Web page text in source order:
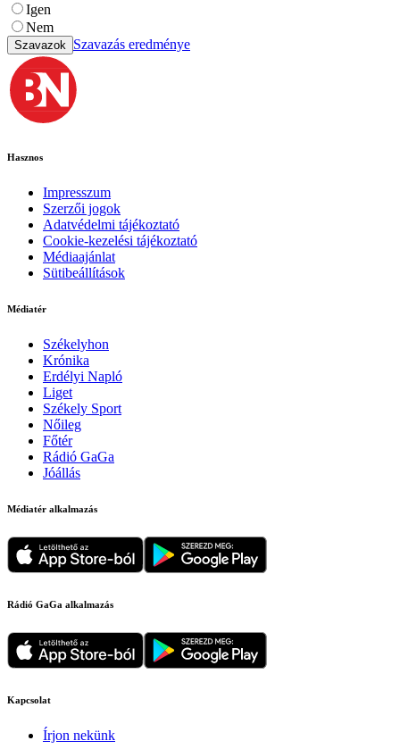
Igen
Nem
Szavazok Szavazás eredménye
Hasznos
Impresszum
Szerzői jogok
Adatvédelmi tájékoztató
Cookie-kezelési tájékoztató
Médiaajánlat
Sütibeállítások
Médiatér
Székelyhon
Krónika
Erdélyi Napló
Liget
Székely Sport
Nőileg
Főtér
Rádió GaGa
Jóállás
Médiatér alkalmazás
Rádió GaGa alkalmazás
Kapcsolat
Írjon nekünk